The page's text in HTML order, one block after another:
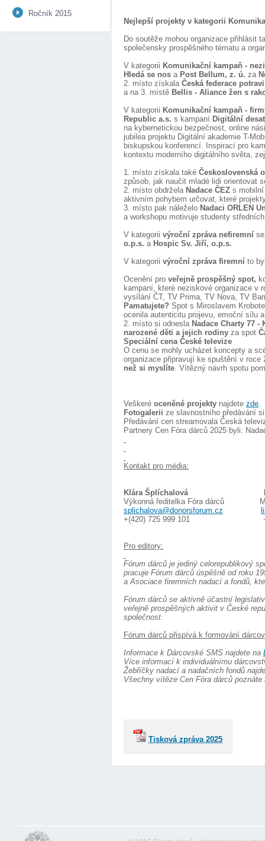
Ročník 2015
Nejlepší projekty v kategorii
Do soutěže mohou organizace přihlásit
společensky prospěšného tématu a
V kategorii Komunikační kampaň -
Hledá se nos a Post Bellum, z. ú. za
2. místo získala Česká federace
a na 3. místě Bellis - Aliance žen s
V kategorii Komunikační kampaň -
Republic a.s. s kampaní Digitální
na kybernetickou bezpečnost, online
jubilea projektu Digitální akademie T-
biskupskou konferencí. Inspirací pro
kontextu moderního digitálního světa,
1. místo získala také Československá
způsob, jak naučit mladé lidi orientovat
2. místo obdržela Nadace ČEZ s
aktivním pohybem určovat, které
3. místo pak náleželo Nadaci ORLEN
a workshopu motivuje studenty
V kategorii výroční zpráva nefiremní
o.p.s. a Hospic Sv. Jiří, o.p.s.
V kategorii výroční zpráva firemní to
Ocenění pro veřejně prospěšný spot,
kampaní, které neziskové organizace v
vysílání ČT, TV Prima, TV Nova, TV
Pamatujete? Spot s Miroslavem
ocenila autenticitu projevu, emoční sílu
2. místo si odnesla Nadace Charty 77
narozené děti a jejich rodiny za spot
Speciální cena České televize
O cenu se mohly ucházet koncepty a
organizace připravují ke spuštění v
než si myslíte. Vítězný návrh spotu
Veškeré oceněné projekty najdete zde.
Fotogalerii ze slavnostního předávání
Předávání cen streamovala Česká
Partnery Cen Fóra dárců 2025 byli:
Kontakt pro média:
Klára Šplíchalová Klára
Výkonná ředitelka Fóra dárců
splichalova@donorsforum.cz
+(420) 725 999 101 +(420)
Pro editory:
Fórum dárců je jediný celorepublikový
pracuje Fórum dárců úspěšně od roku
a Asociace firemních nadací a fondů,
Fórum dárců se aktivně účastní
veřejně prospěšných aktivit v České
společnost.
Fórum dárců přispívá k formování
Informace k Dárcovské SMS najdete na
Více informací k individuálnímu
Žebříčky nadací a nadačních fondů
Všechny vítěze Cen Fóra dárců
Tisková zpráva 2025